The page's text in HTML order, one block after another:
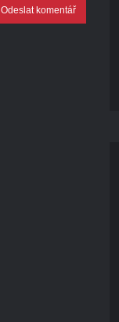
Odeslat komentář